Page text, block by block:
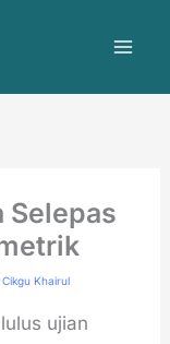
Selepas
Cikgu Khairul
ujian